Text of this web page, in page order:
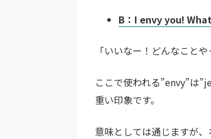
B：I envy you!
「いいなー！どんなことや
ここで使われる”envy”は
重い印象です。
意味としては通じますが